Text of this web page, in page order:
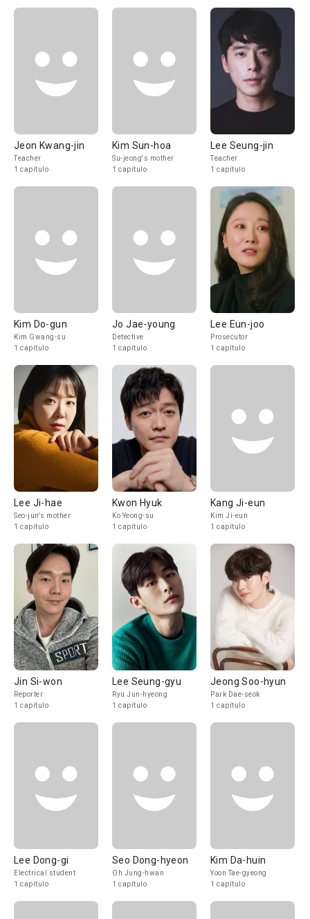
Jeon Kwang-jin
Teacher
1 capítulo
Kim Sun-hoa
Su-jeong's mother
1 capítulo
Lee Seung-jin
Teacher
1 capítulo
Kim Do-gun
Kim Gwang-su
1 capítulo
Jo Jae-young
Detective
1 capítulo
Lee Eun-joo
Prosecutor
1 capítulo
Lee Ji-hae
Seo-jun's mother
1 capítulo
Kwon Hyuk
Ko Yeong-su
1 capítulo
Kang Ji-eun
Kim Ji-eun
1 capítulo
Jin Si-won
Reporter
1 capítulo
Lee Seung-gyu
Ryu Jun-hyeong
1 capítulo
Jeong Soo-hyun
Park Dae-seok
1 capítulo
Lee Dong-gi
Electrical student
1 capítulo
Seo Dong-hyeon
Oh Jung-hwan
1 capítulo
Kim Da-huin
Yoon Tae-gyeong
1 capítulo